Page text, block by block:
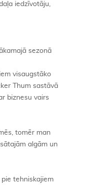
iedzīvotāju,
sezonā
visaugstāko
Thum sastāvā
biznesu vairs
tomēr man
algām un
tehniskajiem